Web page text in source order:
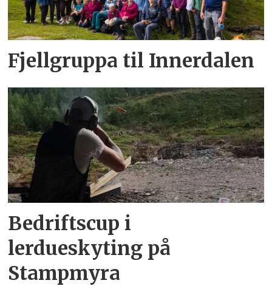
Fjellgruppa til Innerdalen
Bedriftscup i
lerdueskyting på
Stampmyra